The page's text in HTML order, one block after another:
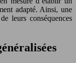
adapté. Ainsi, une
leurs conséquences